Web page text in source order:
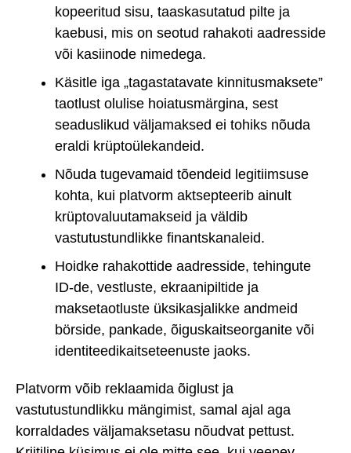
kopeeritud sisu, taaskasutatud pilte ja
kaebusi, mis on seotud rahakoti aadresside
või kasiinode nimedega.
Käsitle iga „tagastatavate kinnitusmaksete”
taotlust olulise hoiatusmärgina, sest
seaduslikud väljamaksed ei tohiks nõuda
eraldi krüptoülekandeid.
Nõuda tugevamaid tõendeid legitiimsuse
kohta, kui platvorm aktsepteerib ainult
krüptovaluutamakseid ja väldib
vastutustundlikke finantskanaleid.
Hoidke rahakottide aadresside, tehingute
ID-de, vestluste, ekraanipiltide ja
maksetaotluste üksikasjalikke andmeid
börside, pankade, õiguskaitseorganite või
identiteedikaitseteenuste jaoks.
Platvorm võib reklaamida õiglust ja
vastutustundlikku mängimist, samal ajal aga
korraldades väljamaksetasu nõudvat pettust.